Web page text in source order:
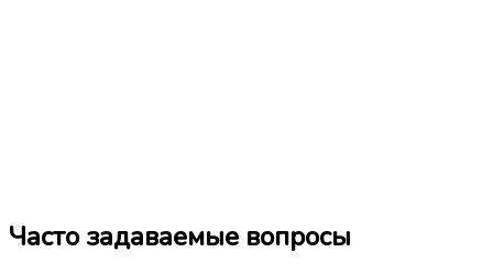
Часто задаваемые вопросы